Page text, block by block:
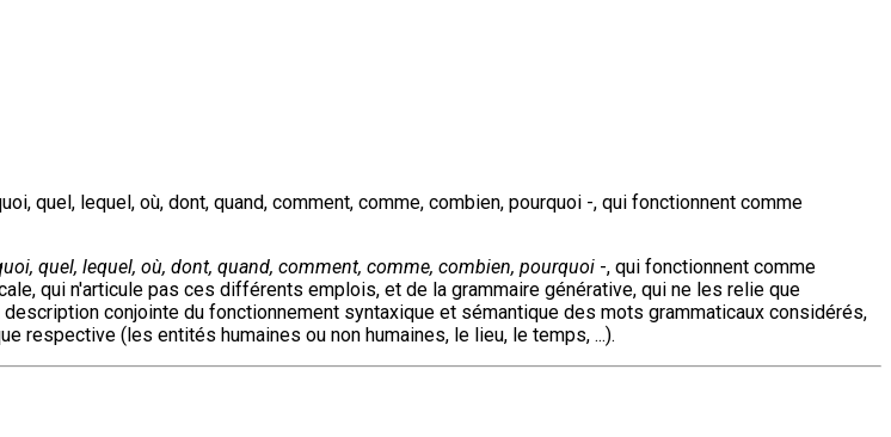
quel, lequel, où, dont, quand, comment, comme, combien, pourquoi -, qui fonctionnent comme
quel, lequel, où, dont, quand, comment, comme, combien, pourquoi -, qui fonctionnent comme
qui n'articule pas ces différents emplois, et de la grammaire générative, qui ne les relie que
conjointe du fonctionnement syntaxique et sémantique des mots grammaticaux considérés,
respective (les entités humaines ou non humaines, le lieu, le temps, ...).